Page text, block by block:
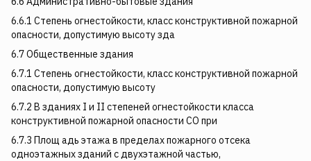
6.6.1 Степень огнестойкости, класс конструктивной пожарной
опасности, допустимую высоту зда­
6.7 Общественные здания
6.7.1 Степень огнестойкости, класс конструктивной пожарной
опасности, допустимую высоту
6.7.2 В зданиях I и II степеней огнестойкости класса
конструктивной пожарной опасности СО при
6.7.3 Площ адь этажа в пределах пожарного отсека
одноэтажных зданий с двухэтажной частью,